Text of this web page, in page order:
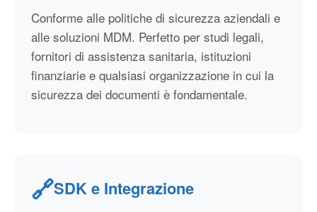
Conforme alle politiche di sicurezza aziendali e
alle soluzioni MDM. Perfetto per studi legali,
fornitori di assistenza sanitaria, istituzioni
finanziarie e qualsiasi organizzazione in cui la
sicurezza dei documenti è fondamentale.
🔗SDK e Integrazione